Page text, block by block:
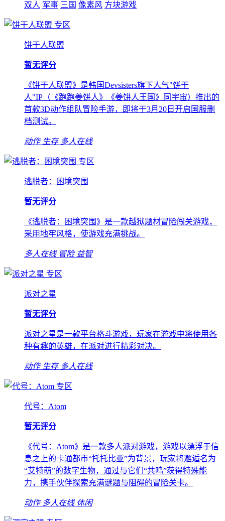
双人 军事 三国 像素风 方块游戏
专区
饼干人联盟
暂无评分
《饼干人联盟》是韩国Devsisters旗下人气"饼干
人"IP（《跑跑姜饼人》《姜饼人王国》同宇宙）推出的
首款3D动作组队冒险手游，即将于3月20日开启国服删
档测试。
动作 生存 多人在线
专区
逃脱者：困境突围
暂无评分
《逃脱者：困境突围》是一款越狱题材冒险闯关游戏，
采用地牢风格，使游戏充满挑战。
多人在线 冒险 益智
专区
派对之星
暂无评分
派对之星是一款平台格斗游戏，玩家在游戏中将使用各
种有趣的英雄，在派对进行精彩对决。
动作 生存 多人在线
专区
代号：Atom
暂无评分
《代号：Atom》是一款多人派对游戏，游戏以漂浮于信
息之上的卡通都市“托托比亚”为背景，玩家将邂逅名为
“艾特萌”的数字生物，通过与它们“共鸣”获得特殊能
力，携手伙伴探索充满谜题与阻碍的冒险关卡。
动作 多人在线 休闲